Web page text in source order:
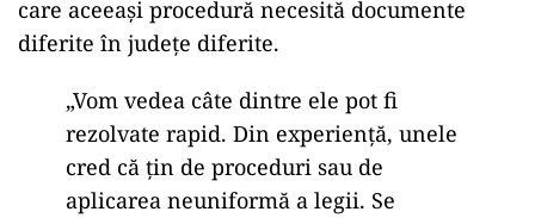
care aceeași procedură necesită documente
diferite în județe diferite.
„Vom vedea câte dintre ele pot fi
rezolvate rapid. Din experienţă, unele
cred că ţin de proceduri sau de
aplicarea neuniformă a legii. Se